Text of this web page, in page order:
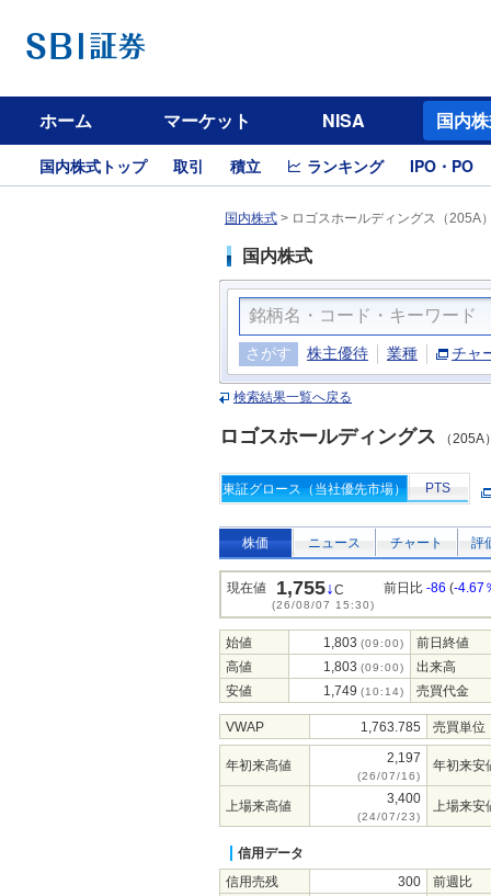
ホーム マーケット NISA 国内
国内株式トップ 取引 積立 ランキング IPO・PO
国内株式 > ロゴスホールディングス（205A
国内株式
さがす 株主優待 業種 チャ
検索結果一覧へ戻る
ロゴスホールディングス （205A
東証グロース（当社優先市場） PTS
株価 ニュース チャート 評
現在値 1,755↓C
(26/08/07 15:30)
前日比 -86 (-4.67
始値 1,803 (09:00)
前日終値
高値
1,803 (09:00)
出来高
安値
1,749 (10:14) 売買代金
VWAP 1,763.785 売買単位
年初来高値 2,197
(26/07/16)
年初来安
上場来高値 3,400
(24/07/23)
上場来安
信用データ
信用売残
300
前週比